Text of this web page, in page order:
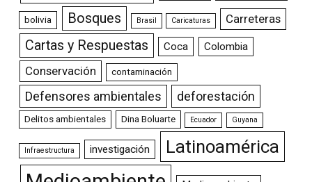
bolivia Bosques Brasil Caricaturas Carreteras
Cartas y Respuestas Coca Colombia
Conservación contaminación
Defensores ambientales deforestación
Delitos ambientales Dina Boluarte Ecuador Guyana
Infraestructura investigación Latinoamérica